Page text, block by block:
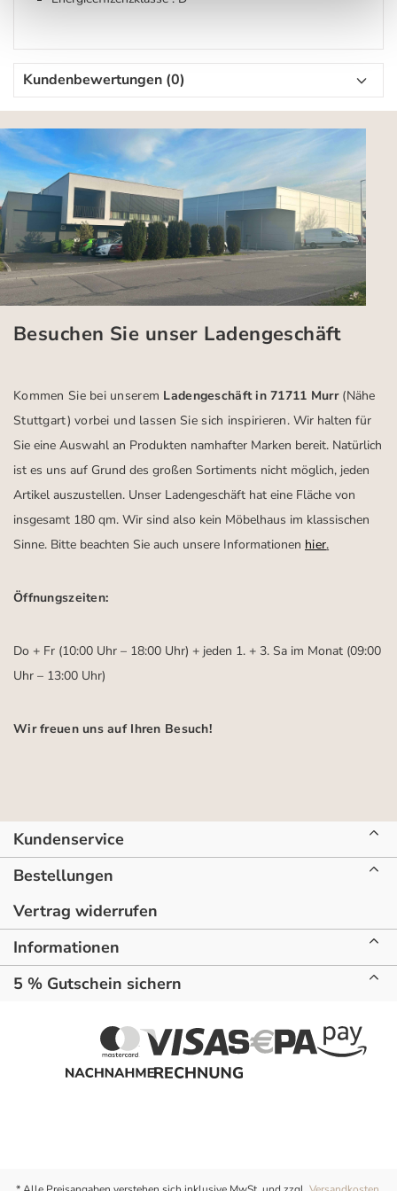
Kundenbewertungen (0)
Besuchen Sie unser Ladengeschäft
Kommen Sie bei unserem Ladengeschäft in 71711 Murr (Nähe
Stuttgart) vorbei und lassen Sie sich inspirieren.Wir halten für
Sie eine Auswahl an Produkten namhafter Marken bereit. Natürlich
ist es uns auf Grund des großen Sortiments nicht möglich, jeden
Artikel auszustellen. Unser Ladengeschäft hat eine Fläche von
insgesamt 180 qm. Wir sind also kein Möbelhaus im klassischen
Sinne. Bitte beachten Sie auch unsere Informationen hier.
Öffnungszeiten:
Do + Fr (10:00 Uhr – 18:00 Uhr) + jeden 1. + 3. Sa im Monat (09:00
Uhr – 13:00 Uhr)
Wir freuen uns auf Ihren Besuch!
Kundenservice
Bestellungen
Vertrag widerrufen
Informationen
5 % Gutschein sichern